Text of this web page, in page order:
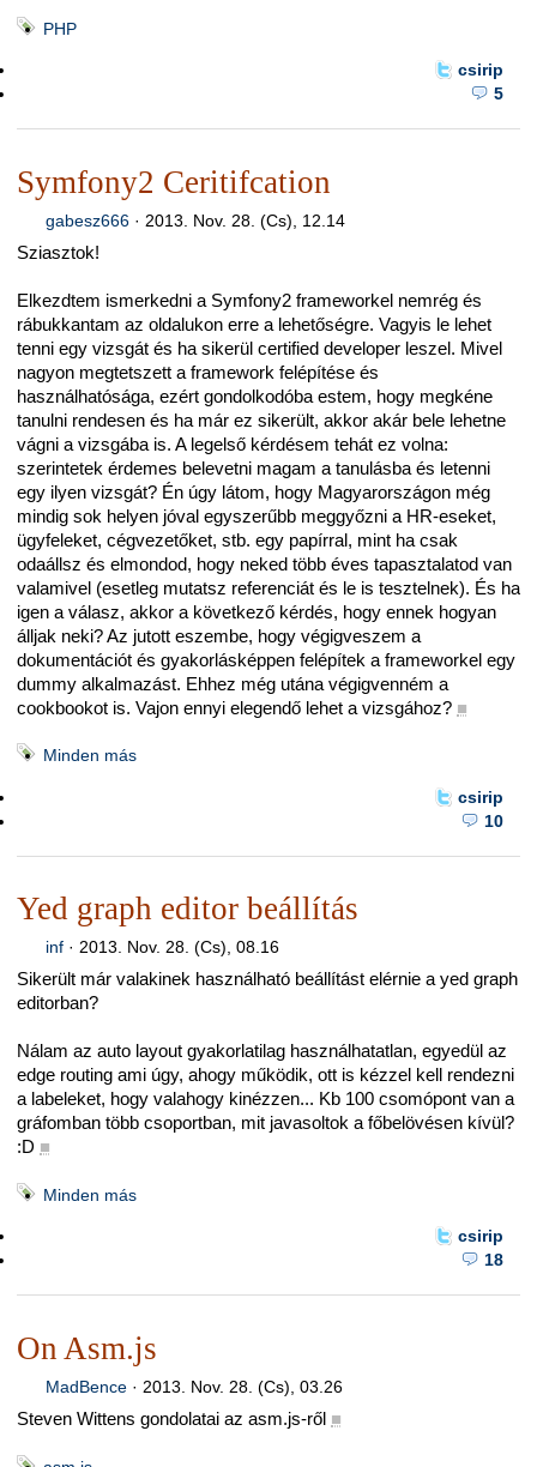
PHP
csirip
5
Symfony2 Ceritifcation
gabesz666· 2013. Nov. 28. (Cs), 12.14
Sziasztok!
Elkezdtem ismerkedni a Symfony2 frameworkel nemrég és
rábukkantam az oldalukon erre a lehetőségre. Vagyis le lehet
tenni egy vizsgát és ha sikerül certified developer leszel. Mivel
nagyon megtetszett a framework felépítése és
használhatósága, ezért gondolkodóba estem, hogy megkéne
tanulni rendesen és ha már ez sikerült, akkor akár bele lehetne
vágni a vizsgába is. A legelső kérdésem tehát ez volna:
szerintetek érdemes belevetni magam a tanulásba és letenni
egy ilyen vizsgát? Én úgy látom, hogy Magyarországon még
mindig sok helyen jóval egyszerűbb meggyőzni a HR-eseket,
ügyfeleket, cégvezetőket, stb. egy papírral, mint ha csak
odaállsz és elmondod, hogy neked több éves tapasztalatod van
valamivel (esetleg mutatsz referenciát és le is tesztelnek). És ha
igen a válasz, akkor a következő kérdés, hogy ennek hogyan
álljak neki? Az jutott eszembe, hogy végigveszem a
dokumentációt és gyakorlásképpen felépítek a frameworkel egy
dummy alkalmazást. Ehhez még utána végigvenném a
cookbookot is. Vajon ennyi elegendő lehet a vizsgához? ■
Minden más
csirip
10
Yed graph editor beállítás
inf· 2013. Nov. 28. (Cs), 08.16
Sikerült már valakinek használható beállítást elérnie a yed graph
editorban?
Nálam az auto layout gyakorlatilag használhatatlan, egyedül az
edge routing ami úgy, ahogy működik, ott is kézzel kell rendezni
a labeleket, hogy valahogy kinézzen... Kb 100 csomópont van a
gráfomban több csoportban, mit javasoltok a főbelövésen kívül?
:D ■
Minden más
csirip
18
On Asm.js
MadBence· 2013. Nov. 28. (Cs), 03.26
Steven Wittens gondolatai az asm.js-ről ■